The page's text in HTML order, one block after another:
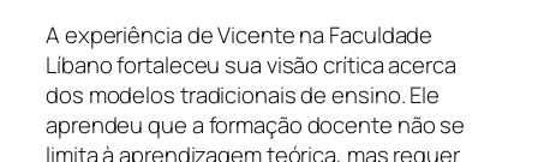
A experiência de Vicente na Faculdade
Líbano fortaleceu sua visão crítica acerca
dos modelos tradicionais de ensino. Ele
aprendeu que a formação docente não se
limita à aprendizagem teórica, mas requer